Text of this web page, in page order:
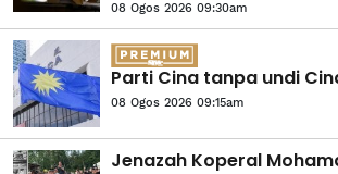
08 Ogos 2026 09:30am
Parti Cina tanpa undi
08 Ogos 2026 09:15am
Jenazah Koperal